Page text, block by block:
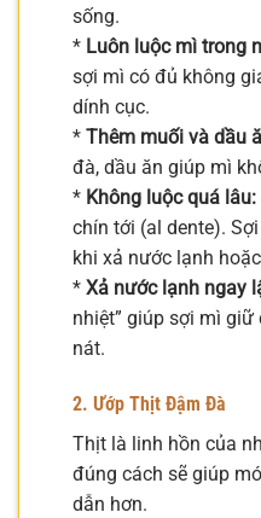
sống.
* Luôn luộc mì trong
sợi mì có đủ không
dính cục.
* Thêm muối và dầu
đà, dầu ăn giúp mì
* Không luộc quá lâu:
chín tới (al dente).
khi xả nước lạnh
* Xả nước lạnh ngay
nhiệt” giúp sợi mì
nát.
2. Ướp Thịt Đậm Đà
Thịt là linh hồn của
đúng cách sẽ giúp
dẫn hơn.